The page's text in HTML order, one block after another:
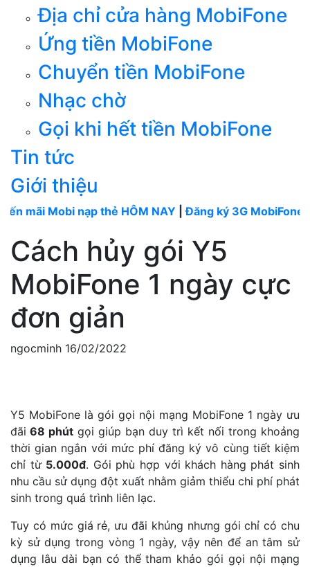
Địa chỉ cửa hàng MobiFone
Ứng tiền MobiFone
Chuyển tiền MobiFone
Nhạc chờ
Gọi khi hết tiền MobiFone
Tin tức
Giới thiệu
nạp thẻ HÔM NAY|Đăng ký 3G MobiFone tháng
Cách hủy gói Y5
MobiFone 1 ngày cực
đơn giản
ngocminh 16/02/2022
Y5 MobiFone là gói gọi nội mạng MobiFone 1 ngày ưu
đãi 68 phút gọi giúp bạn duy trì kết nối trong khoảng
thời gian ngắn với mức phí đăng ký vô cùng tiết kiệm
chỉ từ 5.000đ. Gói phù hợp với khách hàng phát sinh
nhu cầu sử dụng đột xuất nhằm giảm thiểu chi phí phát
sinh trong quá trình liên lạc.
Tuy có mức giá rẻ, ưu đãi khủng nhưng gói chỉ có chu
kỳ sử dụng trong vòng 1 ngày, vậy nên để an tâm sử
dụng lâu dài bạn có thể tham khảo gói gọi nội mạng